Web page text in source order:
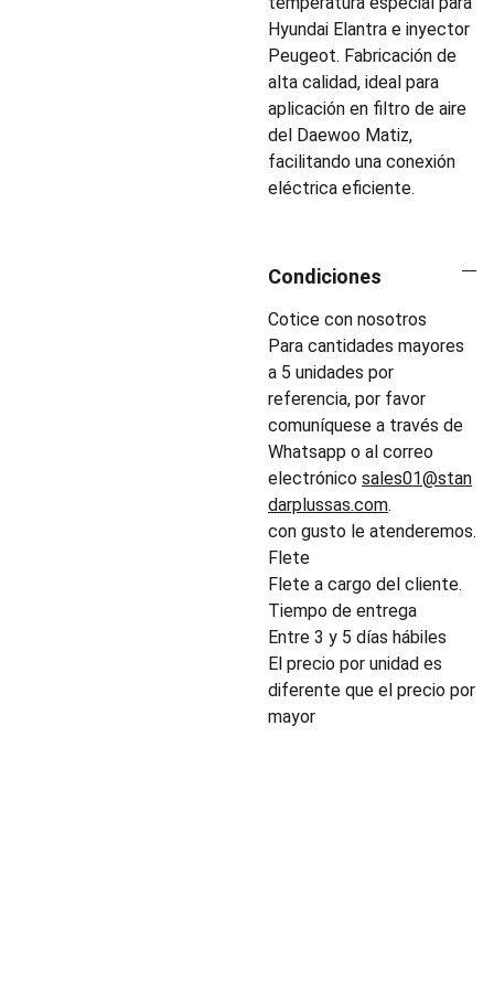
Hyundai Elantra e inyector
Peugeot. Fabricación de
alta calidad, ideal para
aplicación en filtro de aire
del Daewoo Matiz,
facilitando una conexión
eléctrica eficiente.
Condiciones
Cotice con nosotros
Para cantidades mayores
a 5 unidades por
referencia, por favor
comuníquese a través de
Whatsapp o al correo
electrónico sales01@stan
darplussas.com.
con gusto le atenderemos.
Flete
Flete a cargo del cliente.
Tiempo de entrega
Entre 3 y 5 días hábiles
El precio por unidad es
diferente que el precio por
mayor